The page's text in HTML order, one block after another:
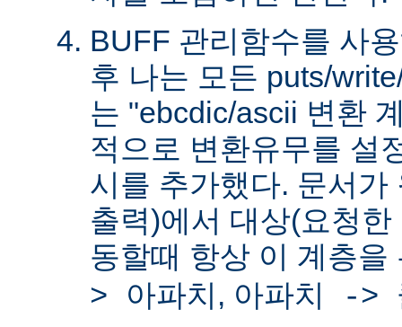
BUFF 관리함수를 사
후 나는 모든 puts/
는 "ebcdic/ascii 변환
적으로 변환유무를 설
시를 추가했다. 문서가
출력)에서 대상(요청
동할때 항상 이 계층
> 아파치 , 아파치 ->